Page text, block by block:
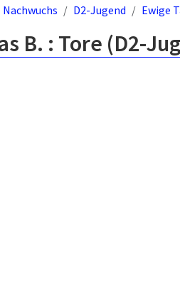
Nachwuchs D2-Jugend Ewige
B. : Tore (D2-